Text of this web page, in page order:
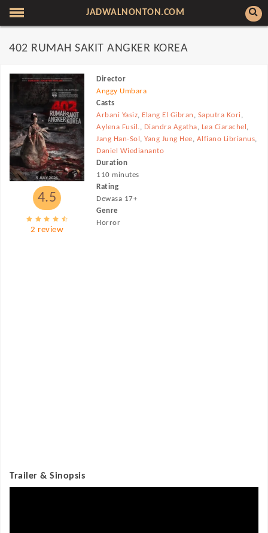
JADWALNONTON.COM
402 RUMAH SAKIT ANGKER KOREA
4.5
2 review
Director
Anggy Umbara
Casts
Arbani Yasiz, Elang El Gibran , Saputra Kori,
Aylena Fusil., Diandra Agatha, Lea Ciarachel ,
Jang Han-Sol ,Yang Jung Hee, Alfiano Librianus,
Daniel Wiediananto
Duration
110 minutes
Rating
Dewasa 17+
Genre
Horror
Trailer & Sinopsis